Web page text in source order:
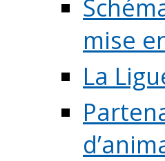
mise
La